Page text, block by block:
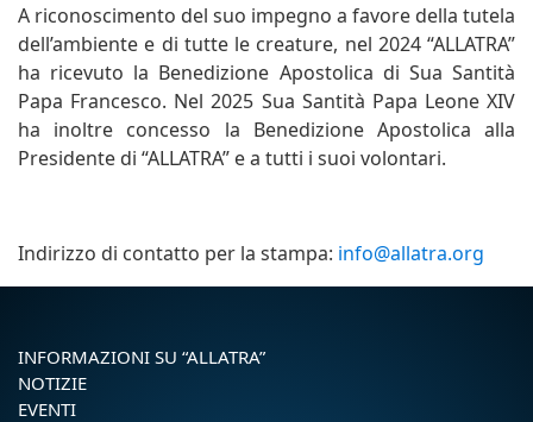
A riconoscimento del suo impegno a favore della tutela
dell’ambiente e di tutte le creature, nel 2024 “ALLATRA”
ha ricevuto la Benedizione Apostolica di Sua Santità
Papa Francesco. Nel 2025 Sua Santità Papa Leone XIV
ha inoltre concesso la Benedizione Apostolica alla
Presidente di “ALLATRA” e a tutti i suoi volontari.
Indirizzo di contatto per la stampa: info@allatra.org
INFORMAZIONI SU “ALLATRA”
NOTIZIE
EVENTI